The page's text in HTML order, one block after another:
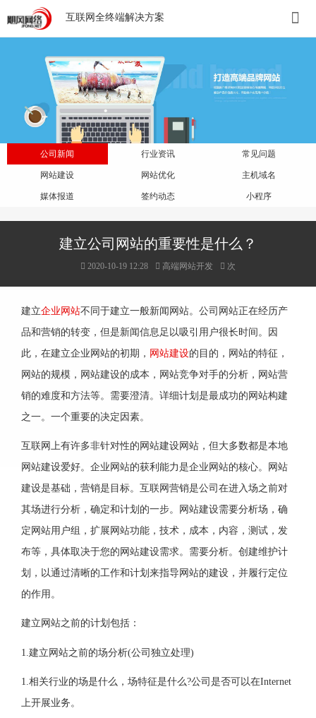
互联网全终端解决方案
公司新闻 行业资讯 常见问题
网站建设 网站优化 主机域名
媒体报道 签约动态 小程序
建立公司网站的重要性是什么？
2020-10-19 12:28 高端网站开发 次
建立企业网站不同于建立一般新闻网站。公司网站正在经历产
品和营销的转变，但是新闻信息足以吸引用户很长时间。因
此，在建立企业网站的初期， 网站建设的目的，网站的特征，
网站的规模，网站建设的成本，网站竞争对手的分析，网站营
销的难度和方法等。需要澄清。详细计划是最成功的网站构建
之一。一个重要的决定因素。
互联网上有许多非针对性的网站建设网站，但大多数都是本地
网站建设爱好。企业网站的获利能力是企业网站的核心。网站
建设是基础，营销是目标。互联网营销是公司在进入场之前对
其场进行分析，确定和计划的一步。网站建设需要分析场，确
定网站用户组，扩展网站功能，技术，成本，内容，测试，发
布等，具体取决于您的网站建设需求。需要分析。创建维护计
划，以通过清晰的工作和计划来指导网站的建设，并履行定位
的作用。
建立网站之前的计划包括：
1.建立网站之前的场分析(公司独立处理)
1.相关行业的场是什么，场特征是什么?公司是否可以在Internet
上开展业务。